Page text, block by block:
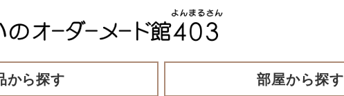
から探す 部屋から探す